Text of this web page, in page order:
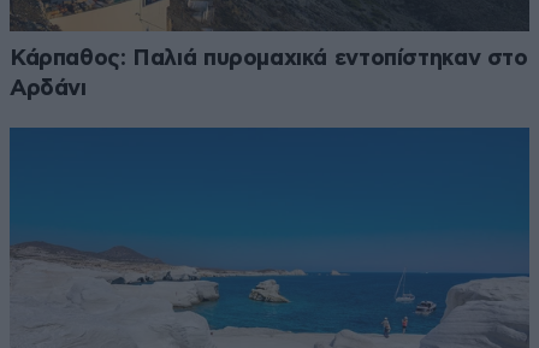
Κάρπαθος: Παλιά πυρομαχικά εντοπίστηκαν στο
Αρδάνι